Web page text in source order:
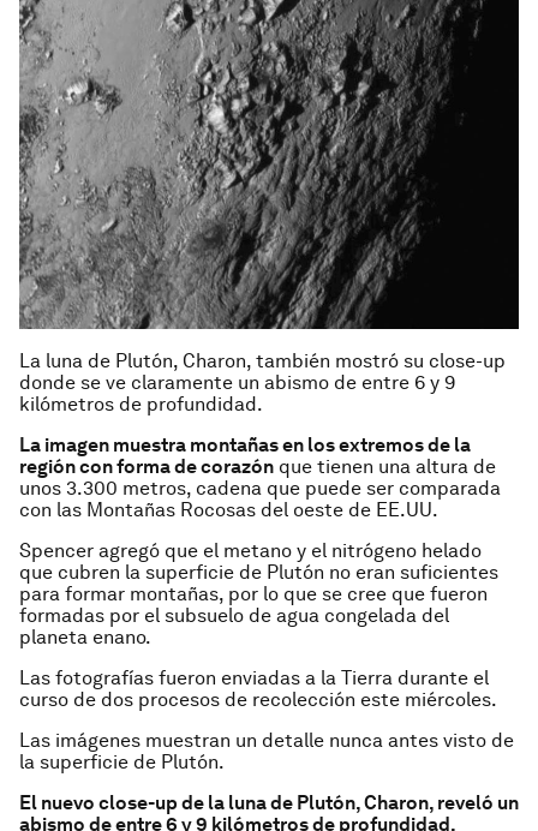
La luna de Plutón, Charon, también mostró su close-up
donde se ve claramente un abismo de entre 6 y 9
kilómetros de profundidad.
La imagen muestra montañas en los extremos de la
región con forma de corazón que tienen una altura de
unos 3.300 metros, cadena que puede ser comparada
con las Montañas Rocosas del oeste de EE.UU.
Spencer agregó que el metano y el nitrógeno helado
que cubren la superficie de Plutón no eran suficientes
para formar montañas, por lo que se cree que fueron
formadas por el subsuelo de agua congelada del
planeta enano.
Las fotografías fueron enviadas a la Tierra durante el
curso de dos procesos de recolección este miércoles.
Las imágenes muestran un detalle nunca antes visto de
la superficie de Plutón.
El nuevo close-up de la luna de Plutón, Charon, reveló un
abismo de entre 6 y 9 kilómetros de profundidad.